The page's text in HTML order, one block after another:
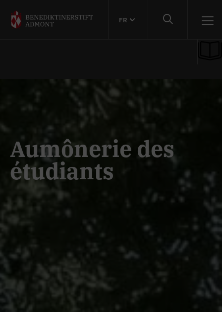
FR
Aumônerie des
étudiants